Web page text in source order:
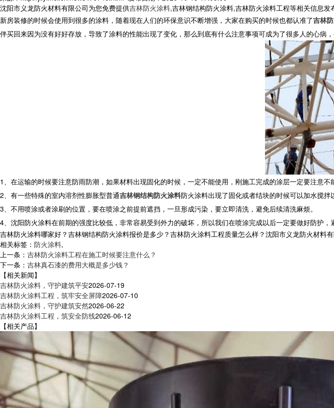
沈阳市义龙防火材料有限公司为您免费提供吉林防火涂料,吉林钢结构防火涂料,吉林防火涂料工程等相关信息发
新房装修的时候会使用到很多的涂料，随着现在人们的环保意识不断增强，大家在购买的时候也都认准了吉林
伴买回来因为没有好好存放，导致了涂料的性能出现了变化，那么到底有什么注意事项可成为了很多人的心病，
1、在运输的时候要注意防雨防潮，如果材料出现固化的时候，一定不能使用，刚施工完成的涂层一定要注意不
2、有一些特殊的室内溶剂性膨胀型普通吉林钢结构防火涂料防火涂料出现了固化或者结块的时候可以加水搅拌
3、不用喷涂或者涂刷的位置，要在喷涂之前提前遮挡，一旦形成污染，要立即清洗，避免后续清洗麻烦。
4、沈阳防火涂料在前期的强度比较低，非常容易受到外力的破坏，所以我们在喷涂完成以后一定要做好防护，
吉林防火涂料哪家好？吉林钢结构防火涂料报价是多少？吉林防火涂料工程质量怎么样？沈阳市义龙防火材
相关标签： 防火涂料,
上一条： 吉林防火涂料工程在施工时候要注意什么？
下一条： 吉林真石漆的费用大概是多少钱？
【相关新闻】
吉林防火涂料，守护建筑平安2026-07-19
吉林防火涂料工程，筑牢安全屏障2026-07-10
吉林防火涂料，守护建筑安然2026-06-22
吉林防火涂料工程，筑安全防线2026-06-12
【相关产品】